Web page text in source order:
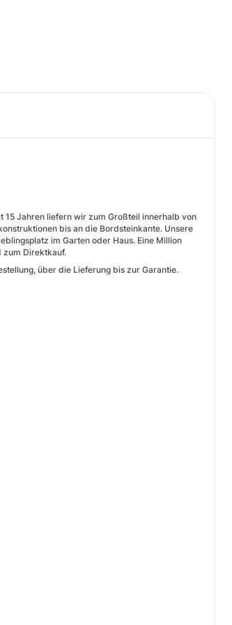
15 Jahren liefern wir zum Großteil innerhalb von
bis an die Bordsteinkante. Unsere
im Garten oder Haus. Eine Million
zum Direktkauf.
über die Lieferung bis zur Garantie.